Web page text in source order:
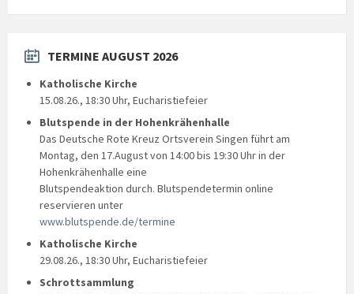
TERMINE AUGUST 2026
Katholische Kirche
15.08.26., 18:30 Uhr, Eucharistiefeier
Blutspende in der Hohenkrähenhalle
Das Deutsche Rote Kreuz Ortsverein Singen führt am
Montag, den 17.August von 14:00 bis 19:30 Uhr in der
Hohenkrähenhalle eine
Blutspendeaktion durch. Blutspendetermin online
reservieren unter
www.blutspende.de/termine
Katholische Kirche
29.08.26., 18:30 Uhr, Eucharistiefeier
Schrottsammlung